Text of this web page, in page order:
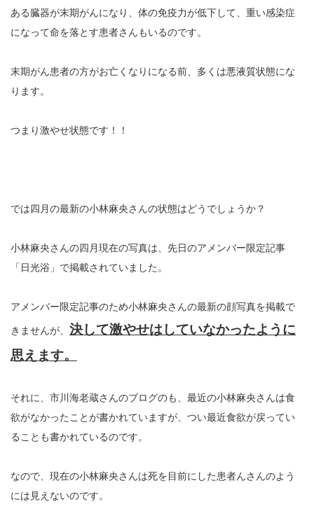
ある臓器が末期がんになり、体の免疫力が低下して、重い感染症
になって命を落とす患者さんもいるのです。
末期がん患者の方がお亡くなりになる前、多くは悪液質状態にな
ります。
つまり激やせ状態です！！
では四月の最新の小林麻央さんの状態はどうでしょうか？
小林麻央さんの四月現在の写真は、先日のアメンバー限定記事
「日光浴」で掲載されていました。
アメンバー限定記事のため小林麻央さんの最新の顔写真を掲載で
きませんが、 決して激やせはしていなかったように
思えます。
それに、市川海老蔵さんのブログのも、最近の小林麻央さんは食
欲がなかったことが書かれていますが、つい最近食欲が戻ってい
ることも書かれているのです。
なので、現在の小林麻央さんは死を目前にした患者んさんのよう
には見えないのです。